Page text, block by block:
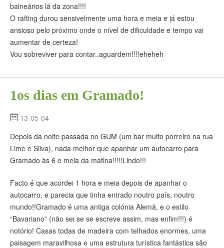
balneários lá da zona!!!!
O rafting durou sensivelmente uma hora e meia e já estou
ansioso pelo próximo onde o nível de dificuldade e tempo vai
aumentar de certeza!
Vou sobreviver para contar..aguardem!!!!eheheh
1os dias em Gramado!
13-05-04
Depois da noite passada no GUM (um bar muito porreiro na rua
Lime e Silva), nada melhor que apanhar um autocarro para
Gramado às 6 e meia da matina!!!!!Lindo!!!
Facto é que acordei 1 hora e meia depois de apanhar o
autocarro, e parecia que tinha entrado noutro país, noutro
mundo!!Gramado é uma antiga colónia Alemã, e o estilo
“Bavariano” (não sei se se escreve assim, mas enfim!!!) é
notório! Casas todas de madeira com telhados enormes, uma
paisagem maravilhosa e uma estrutura turística fantástica são